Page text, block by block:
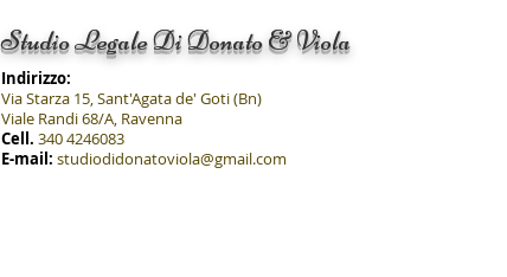
Studio Legale Di Donato & Viola
Indirizzo:
Via Starza 15, Sant'Agata de' Goti (Bn)
Viale Randi 68/A, Ravenna
Cell. 340 4246083
E-mail: studiodidonatoviola@gmail.com